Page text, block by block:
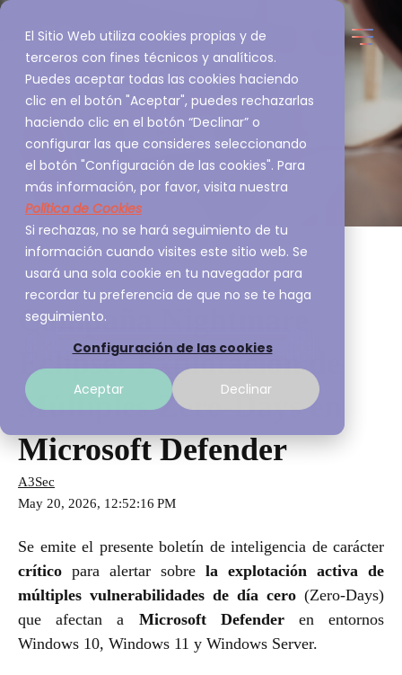
El Sitio Web utiliza cookies propias y de
terceros con fines técnicos y analíticos.
Puedes aceptar todas las cookies haciendo
clic en el botón "Aceptar", puedes rechazarlas
haciendo clic en el botón “Declinar” o
configurar las que consideres seleccionando
el botón "Configuración de las cookies". Para
más información, por favor, visita nuestra
Política de Cookies
Si rechazas, no se hará seguimiento de tu
información cuando visites este sitio web. Se
usará una sola cookie en tu navegador para
recordar tu preferencia de que no se te haga
seguimiento.
Configuración de las cookies
Aceptar Declinar
Campaña Nightmare
Eclipse: Explotación de
Múltiples Zero-Days en
Microsoft Defender
A3Sec
May 20, 2026, 12:52:16 PM
Se emite el presente boletín de inteligencia de carácter
crítico para alertar sobre la explotación activa de
múltiples vulnerabilidades de día cero (Zero-Days)
que afectan a Microsoft Defenderen entornos
Windows 10, Windows 11 y Windows Server.